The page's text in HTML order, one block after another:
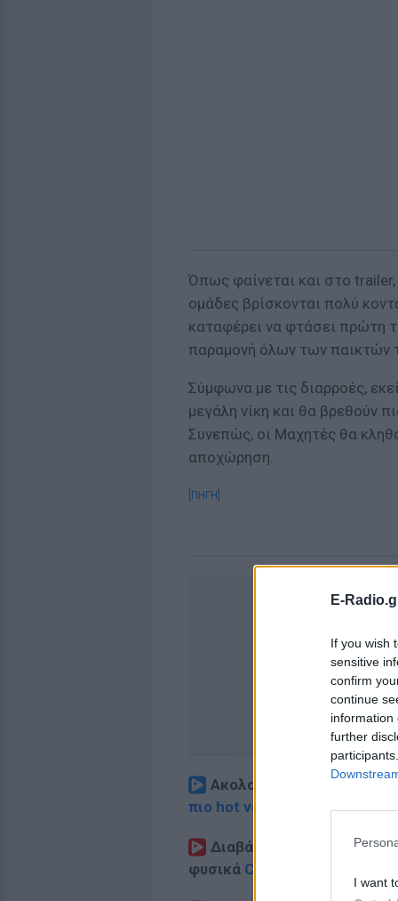
E-
If you wish
sensitive
confirm
continue
information
further
I want
Όπως φαίνεται και στο trailer,
ομάδες βρίσκονται πολύ
καταφέρει να φτάσει πρώτη
παραμονή όλων των παικτών
Σύμφωνα με τις διαρροές,
μεγάλη νίκη και θα βρεθούν
Συνεπώς, οι Μαχητές θα
αποχώρηση.
[ΠΗΓΗ]
Ακολουθήστε το E-
πιο hot νέα
Διαβάστε περισσότερα
φυσικά Celebrities